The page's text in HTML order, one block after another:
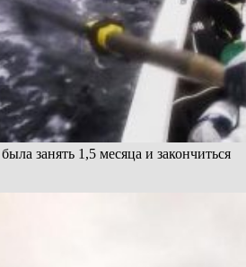
занять 1,5 месяца и закончиться